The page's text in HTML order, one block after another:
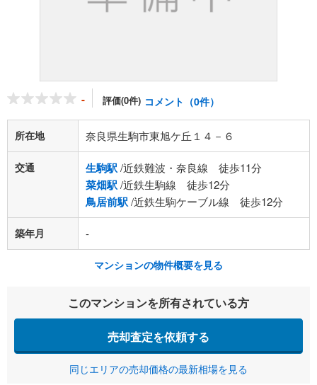
- 評価(0件) コメント（0件）
所在地 奈良県生駒市東旭ケ丘１４－６
交通 生駒駅/近鉄難波・奈良線 徒歩11分
菜畑駅/近鉄生駒線 徒歩12分
鳥居前駅/近鉄生駒ケーブル線 徒歩12分
築年月 -
マンションの物件概要を見る
このマンションを所有されている方
売却査定を依頼する
同じエリアの売却価格の最新相場を見る